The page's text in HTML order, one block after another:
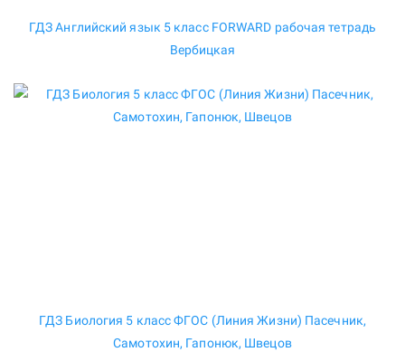
ГДЗ Английский язык 5 класс FORWARD рабочая тетрадь
Вербицкая
ГДЗ Биология 5 класс ФГОС (Линия Жизни) Пасечник,
Самотохин, Гапонюк, Швецов